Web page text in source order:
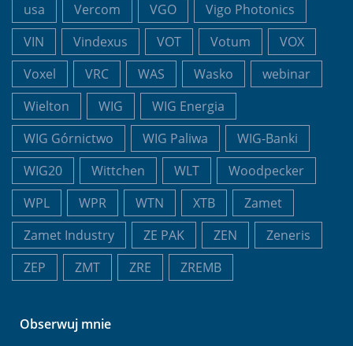
usa
Vercom VGO
Vigo Photonics
VIN
Vindexus VOT Votum
VOX
Voxel
VRC WAS Wasko
webinar
Wielton
WIG
WIG Energia
WIG Górnictwo
WIG Paliwa
WIG-Banki
WIG20
Wittchen WLT
Woodpecker
WPL
WPR WTN XTB
Zamet
Zamet Industry
ZE PAK ZEN
Zeneris
ZEP
ZMT ZRE ZREMB
Obserwuj mnie